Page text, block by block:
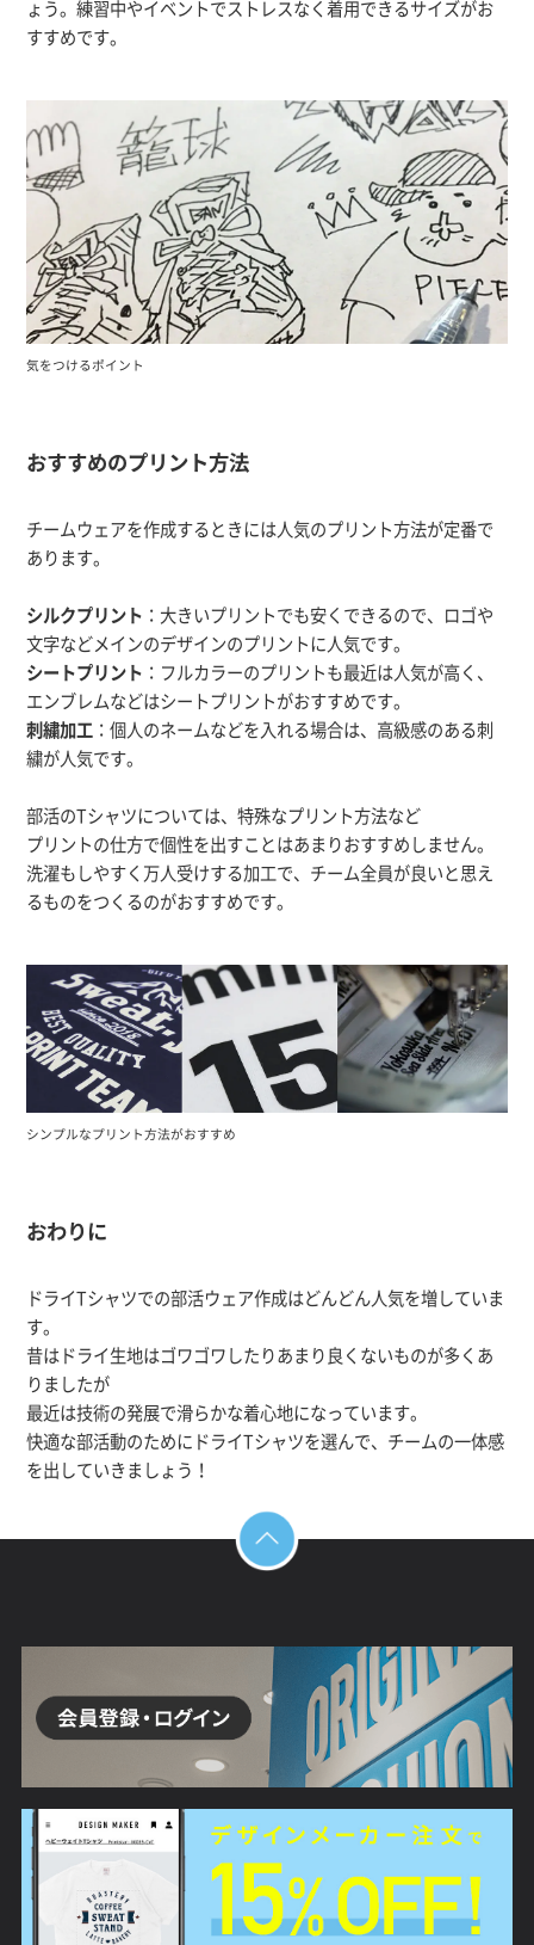
ょう。練習中やイベントでストレスなく着用できるサイズがお
すすめです。
気をつけるポイント
おすすめのプリント方法
チームウェアを作成するときには人気のプリント方法が定番で
あります。
シルクプリント ：大きいプリントでも安くできるので、ロゴや
文字などメインのデザインのプリントに人気です。
シートプリント ：フルカラーのプリントも最近は人気が高く、
エンブレムなどはシートプリントがおすすめです。
刺繍加工 ：個人のネームなどを入れる場合は、高級感のある刺
繍が人気です。
部活のTシャツについては、特殊なプリント方法など
プリントの仕方で個性を出すことはあまりおすすめしません。
洗濯もしやすく万人受けする加工で、チーム全員が良いと思え
るものをつくるのがおすすめです。
シンプルなプリント方法がおすすめ
おわりに
ドライTシャツでの部活ウェア作成はどんどん人気を増していま
す。
昔はドライ生地はゴワゴワしたりあまり良くないものが多くあ
りましたが
最近は技術の発展で滑らかな着心地になっています。
快適な部活動のためにドライTシャツを選んで、チームの一体感
を出していきましょう！